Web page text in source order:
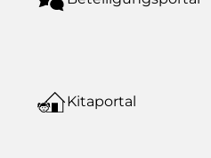
Kitaportal